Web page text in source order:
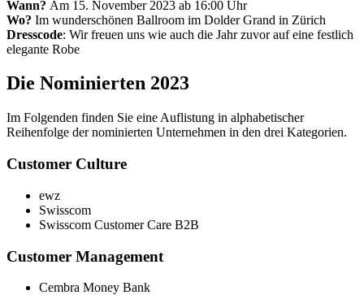
Wann? Am 15. November 2023 ab 16:00 Uhr
Wo? Im wunderschönen Ballroom im Dolder Grand in Zürich
Dresscode: Wir freuen uns wie auch die Jahr zuvor auf eine festlich
elegante Robe
Die Nominierten 2023
Im Folgenden finden Sie eine Auflistung in alphabetischer
Reihenfolge der nominierten Unternehmen in den drei Kategorien.
Customer Culture
ewz
Swisscom
Swisscom Customer Care B2B
Customer Management
Cembra Money Bank